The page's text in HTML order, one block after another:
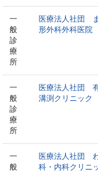
一
般
診
療
所
医療法人社団
形外科外科医院
一
般
診
療
所
医療法人社団
溝渕クリニック
一
般
医療法人社団
科・内科クリニ